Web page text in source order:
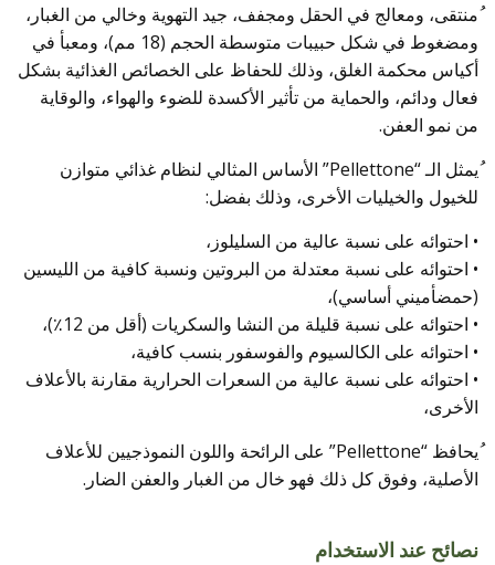
ُمنتقى، ومعالج في الحقل ومجفف، جيد التهوية وخالي من الغبار،
ومضغوط في شكل حبيبات متوسطة الحجم (18 مم)، ومعبأ في
أكياس محكمة الغلق، وذلك للحفاظ على الخصائص الغذائية بشكل
فعال ودائم، والحماية من تأثير الأكسدة للضوء والهواء، والوقاية
من نمو العفن.
ُيمثل الـ “Pellettone” الأساس المثالي لنظام غذائي متوازن
للخيول والخيليات الأخرى، وذلك بفضل:
• احتوائه على نسبة عالية من السليلوز،
• احتوائه على نسبة معتدلة من البروتين ونسبة كافية من الليسين
(حمضأميني أساسي)،
• احتوائه على نسبة قليلة من النشا والسكريات (أقل من 12٪)،
• احتوائه على الكالسيوم والفوسفور بنسب كافية،
• احتوائه على نسبة عالية من السعرات الحرارية مقارنة بالأعلاف
الأخرى،
ُيحافظ “Pellettone” على الرائحة واللون النموذجيين للأعلاف
الأصلية، وفوق كل ذلك فهو خال من الغبار والعفن الضار.
نصائح عند الاستخدام